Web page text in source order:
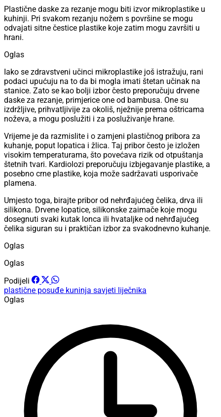
Plastične daske za rezanje mogu biti izvor mikroplastike u
kuhinji. Pri svakom rezanju nožem s površine se mogu
odvajati sitne čestice plastike koje zatim mogu završiti u
hrani.
Oglas
Iako se zdravstveni učinci mikroplastike još istražuju, rani
podaci upućuju na to da bi mogla imati štetan učinak na
stanice. Zato se kao bolji izbor često preporučuju drvene
daske za rezanje, primjerice one od bambusa. One su
izdržljive, prihvatljivije za okoliš, nježnije prema oštricama
noževa, a mogu poslužiti i za posluživanje hrane.
Vrijeme je da razmislite i o zamjeni plastičnog pribora za
kuhanje, poput lopatica i žlica. Taj pribor često je izložen
visokim temperaturama, što povećava rizik od otpuštanja
štetnih tvari. Kardiolozi preporučuju izbjegavanje plastike, a
posebno crne plastike, koja može sadržavati usporivače
plamena.
Umjesto toga, birajte pribor od nehrđajućeg čelika, drva ili
silikona. Drvene lopatice, silikonske zaimače koje mogu
dosegnuti svaki kutak lonca ili hvataljke od nehrđajućeg
čelika siguran su i praktičan izbor za svakodnevno kuhanje.
Oglas
Oglas
Podijeli
plastične posuđe kuninja savjeti liječnika
Oglas